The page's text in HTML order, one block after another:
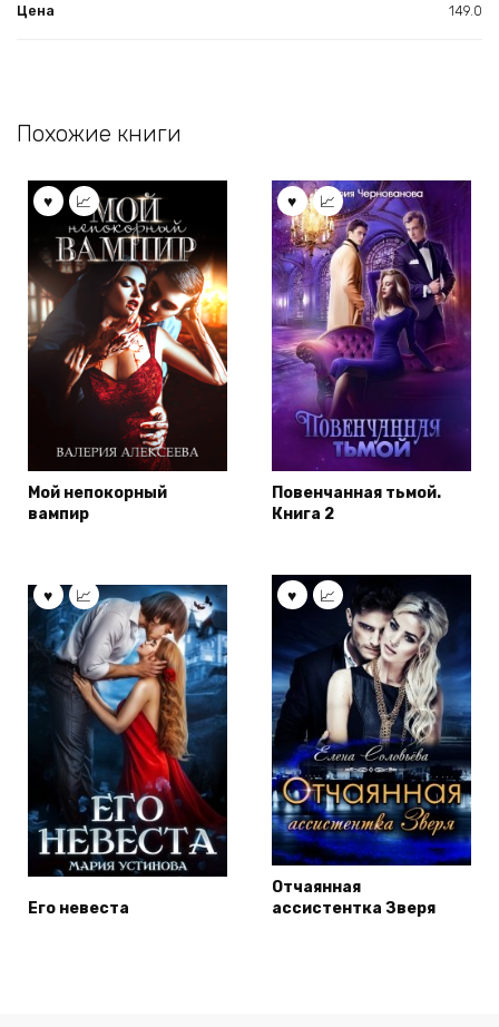
Цена 149.0
Похожие книги
Мой непокорный
вампир
Повенчанная тьмой.
Книга 2
Его невеста
Отчаянная
ассистентка Зверя